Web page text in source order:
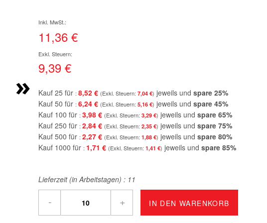
»
11,36 €
9,39 €
Kauf 25 für 8,52 € 7,04 € jeweils und spare 25%
Kauf 50 für 6,24 € 5,16 € jeweils und spare 45%
Kauf 100 für 3,98 € 3,29 € jeweils und spare 65%
Kauf 250 für 2,84 € 2,35 € jeweils und spare 75%
Kauf 500 für 2,27 € 1,88 € jeweils und spare 80%
Kauf 1000 für 1,71 € 1,41 € jeweils und spare 85%
Lieferzeit (in Arbeitstagen) : 11
- + IN DEN WARENKORB